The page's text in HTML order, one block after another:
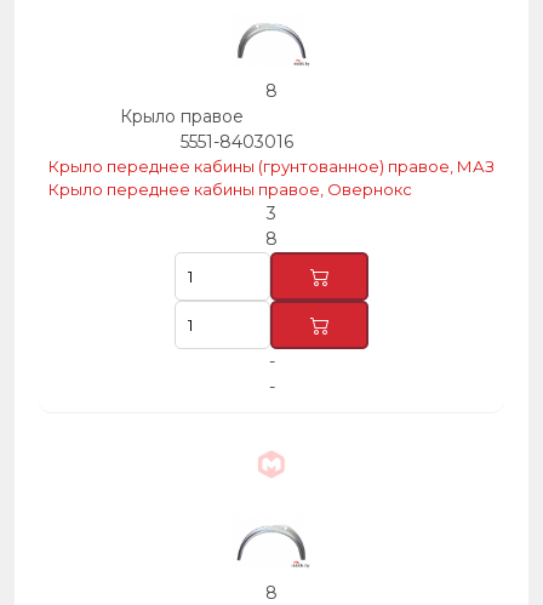
8
Крыло правое
5551-8403016
Крыло переднее кабины (грунтованное) правое, МАЗ
Крыло переднее кабины правое, Овернокс
3
8
-
-
8